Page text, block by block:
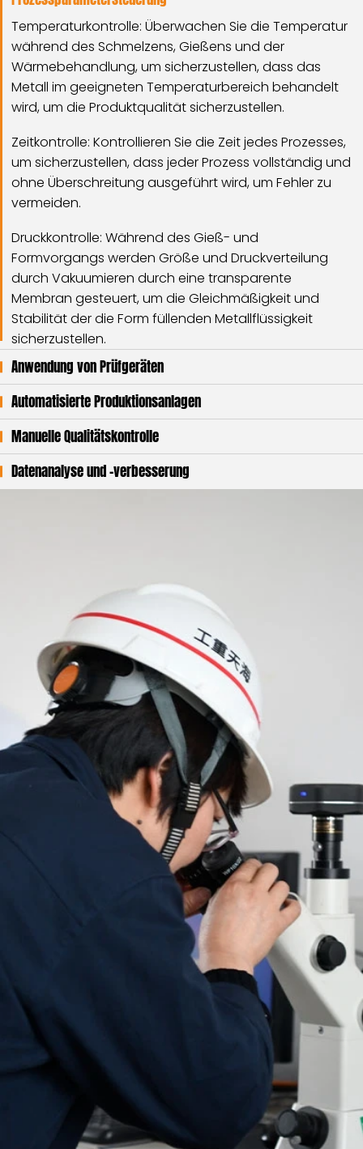
Temperaturkontrolle: Überwachen Sie die Temperatur
während des Schmelzens, Gießens und der
Wärmebehandlung, um sicherzustellen, dass das
Metall im geeigneten Temperaturbereich behandelt
wird, um die Produktqualität sicherzustellen.
Zeitkontrolle: Kontrollieren Sie die Zeit jedes Prozesses,
um sicherzustellen, dass jeder Prozess vollständig und
ohne Überschreitung ausgeführt wird, um Fehler zu
vermeiden.
Druckkontrolle: Während des Gieß- und
Formvorgangs werden Größe und Druckverteilung
durch Vakuumieren durch eine transparente
Membran gesteuert, um die Gleichmäßigkeit und
Stabilität der die Form füllenden Metallflüssigkeit
sicherzustellen.
Anwendung von Prüfgeräten
Automatisierte Produktionsanlagen
Manuelle Qualitätskontrolle
Datenanalyse und -verbesserung